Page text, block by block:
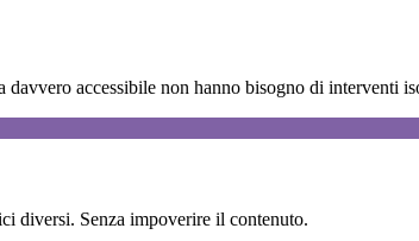
accessibile non hanno bisogno di interventi
diversi. Senza impoverire il contenuto.